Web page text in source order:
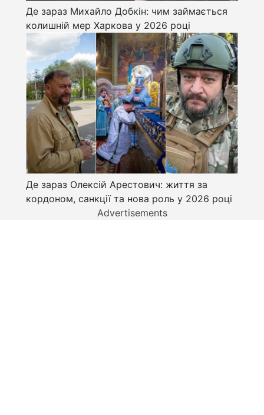
Де зараз Михайло Добкін: чим займається
колишній мер Харкова у 2026 році
Де зараз Олексій Арестович: життя за
кордоном, санкції та нова роль у 2026 році
Advertisements